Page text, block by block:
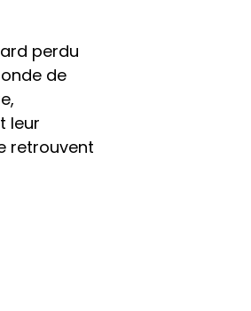
perdu
de
leur
retrouvent